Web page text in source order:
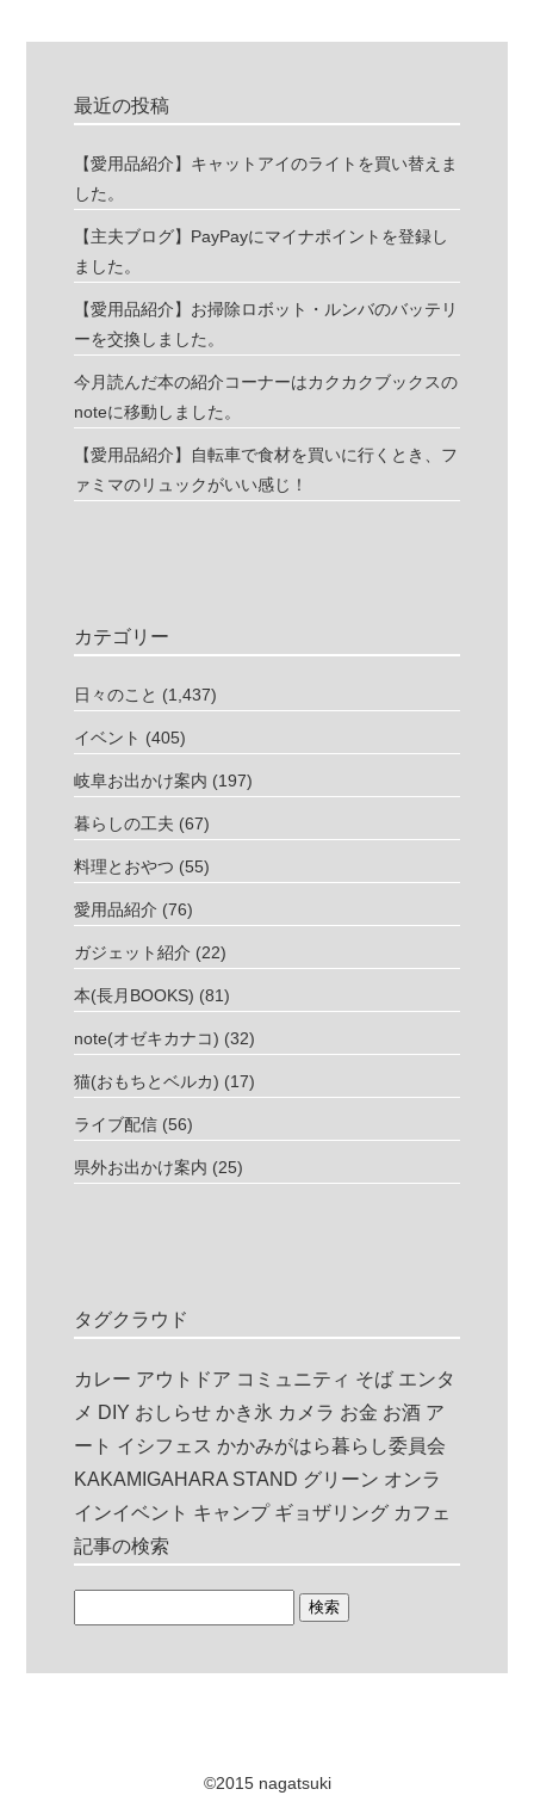
最近の投稿
【愛用品紹介】キャットアイのライトを買い替えま
した。
【主夫ブログ】PayPayにマイナポイントを登録し
ました。
【愛用品紹介】お掃除ロボット・ルンバのバッテリ
ーを交換しました。
今月読んだ本の紹介コーナーはカクカクブックスの
noteに移動しました。
【愛用品紹介】自転車で食材を買いに行くとき、フ
ァミマのリュックがいい感じ！
カテゴリー
日々のこと (1,437)
イベント (405)
岐阜お出かけ案内 (197)
暮らしの工夫 (67)
料理とおやつ (55)
愛用品紹介 (76)
ガジェット紹介 (22)
本(長月BOOKS) (81)
note(オゼキカナコ) (32)
猫(おもちとベルカ) (17)
ライブ配信 (56)
県外お出かけ案内 (25)
タグクラウド
カレー アウトドア コミュニティ そば エンタ
メ DIY おしらせ かき氷 カメラ お金 お酒 ア
ート イシフェス かかみがはら暮らし委員会
KAKAMIGAHARA STAND グリーン オンラ
インイベント キャンプ ギョザリング カフェ
記事の検索
©2015 nagatsuki